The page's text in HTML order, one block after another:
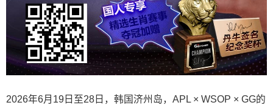
2026年6月19日至28日，韩国济州岛，APL × WSOP × GG的